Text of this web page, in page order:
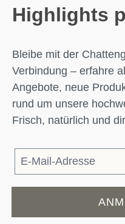
Highlights
Bleibe mit der
Verbindung – erfahre
Angebote, neue
rund um unsere
Frisch, natürlich und